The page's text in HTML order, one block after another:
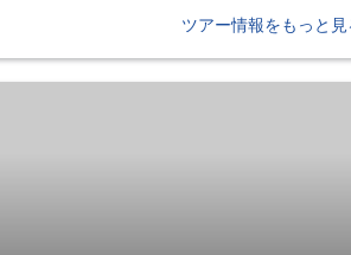
ツアー情報をもっと見